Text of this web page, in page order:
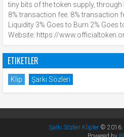
tiny bits of the token supply,
8% transaction fee. 8% transaction
Liquidity 3% Goes to Burn 2% Goes
Website: https://
ETIKETLER
Klip Şarkı Sözleri
Şarkı Sözleri Klipler © 2016.